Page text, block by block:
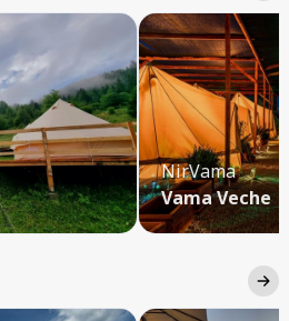
NirVama
Vama Veche